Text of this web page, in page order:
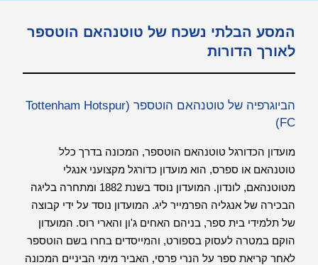
המסע הבלתי נשכח של טוטנהאם הוטספר
לאורך הדורות
הביוגרפיה של טוטנהאם הוטספר (Tottenham Hotspur
FC)
מועדון הכדורגל טוטנהאם הוטספר, המכונה בדרך כלל
טוטנהאם או ספרס, הוא מועדון כדורגל מקצועני אנגלי
מטוטנהאם, לונדון. המועדון נוסד בשנת 1882 ומתחרה בליגה
הבכירה של אנגליה הפרמייר ליג. המועדון נוסד על ידי קבוצה
של תלמידי בית ספר, בניהם האחים ג'ון והארי רוס. המועדון
הוקם במטרה לעסוק בספורט, והמייסדים בחרו בשם הוטספר
לאחר קריאת ספר על הנרי פרסי, האביר מימי הביניים המכונה